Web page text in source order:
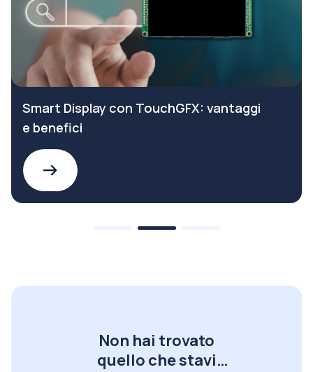
Smart Display con TouchGFX: vantaggi
e benefici
Non hai trovato
quello che stavi